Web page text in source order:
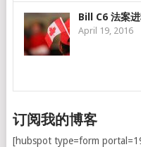
Bill C6 法案
April 19, 2016
订阅我的博客
[hubspot type=form